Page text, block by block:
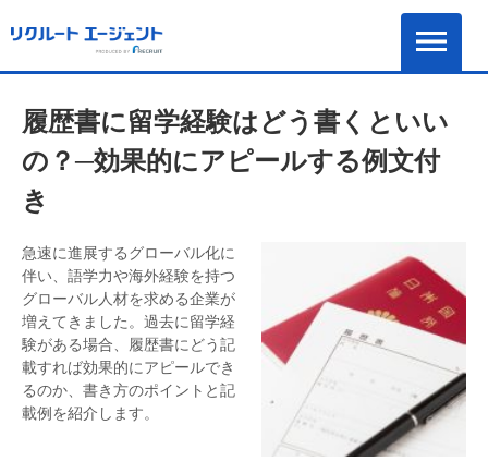
履歴書に留学経験はどう書くといい
の？─効果的にアピールする例文付
き
急速に進展するグローバル化に
伴い、語学力や海外経験を持つ
グローバル人材を求める企業が
増えてきました。過去に留学経
験がある場合、履歴書にどう記
載すれば効果的にアピールでき
るのか、書き方のポイントと記
載例を紹介します。